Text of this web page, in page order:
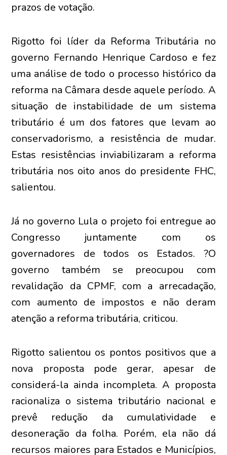
prazos de votação.
Rigotto foi líder da Reforma Tributária no
governo Fernando Henrique Cardoso e fez
uma análise de todo o processo histórico da
reforma na Câmara desde aquele período. A
situação de instabilidade de um sistema
tributário é um dos fatores que levam ao
conservadorismo, a resistência de mudar.
Estas resistências inviabilizaram a reforma
tributária nos oito anos do presidente FHC,
salientou.
Já no governo Lula o projeto foi entregue ao
Congresso juntamente com os
governadores de todos os Estados. ?O
governo também se preocupou com
revalidação da CPMF, com a arrecadação,
com aumento de impostos e não deram
atenção a reforma tributária, criticou.
Rigotto salientou os pontos positivos que a
nova proposta pode gerar, apesar de
considerá-la ainda incompleta. A proposta
racionaliza o sistema tributário nacional e
prevê redução da cumulatividade e
desoneração da folha. Porém, ela não dá
recursos maiores para Estados e Municípios,